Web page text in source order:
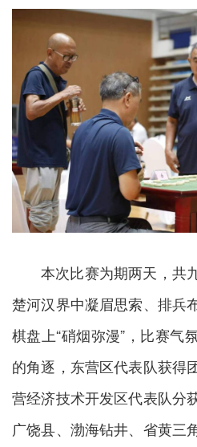
本次比赛为期两天，共
楚河汉界中凝眉思索、排兵
棋盘上“硝烟弥漫”，比赛气
的角逐，东营区代表队获得
营经济技术开发区代表队分
广饶县、渤海钻井、省黄三